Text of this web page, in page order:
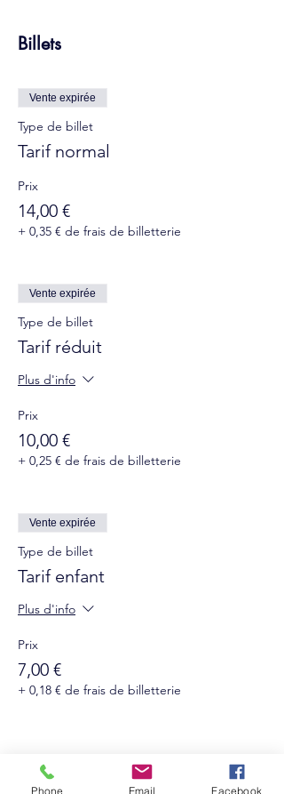
Billets
Vente expirée
Type de billet
Tarif normal
Prix
14,00 €
+ 0,35 € de frais de billetterie
Vente expirée
Type de billet
Tarif réduit
Plus d'info
Prix
10,00 €
+ 0,25 € de frais de billetterie
Vente expirée
Type de billet
Tarif enfant
Plus d'info
Prix
7,00 €
+ 0,18 € de frais de billetterie
Phone Email Facebook